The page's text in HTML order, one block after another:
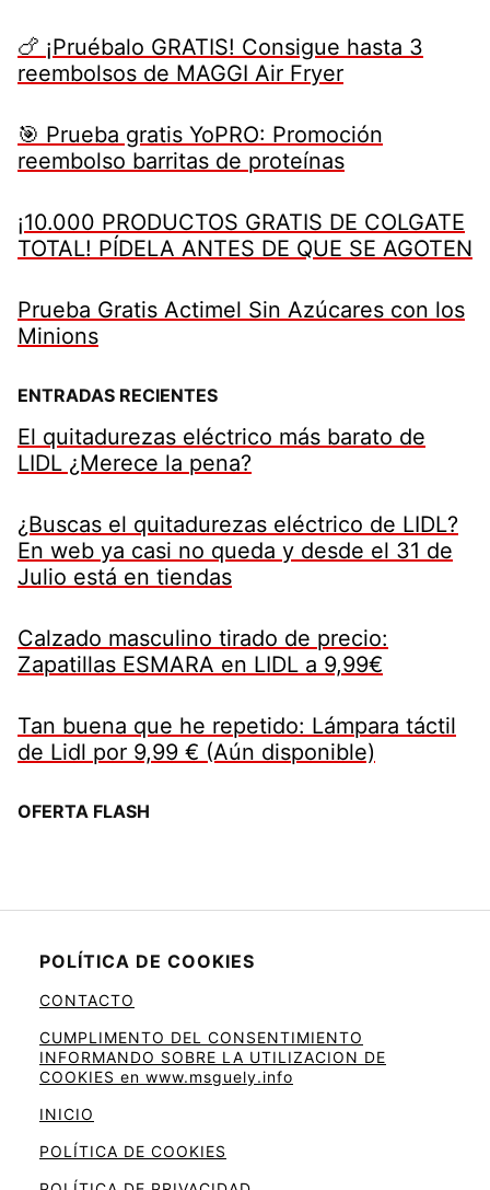
🍗 ¡Pruébalo GRATIS! Consigue hasta 3
reembolsos de MAGGI Air Fryer
🎯 Prueba gratis YoPRO: Promoción
reembolso barritas de proteínas
¡10.000 PRODUCTOS GRATIS DE COLGATE
TOTAL! PÍDELA ANTES DE QUE SE AGOTEN
Prueba Gratis Actimel Sin Azúcares con los
Minions
ENTRADAS RECIENTES
El quitadurezas eléctrico más barato de
LIDL ¿Merece la pena?
¿Buscas el quitadurezas eléctrico de LIDL?
En web ya casi no queda y desde el 31 de
Julio está en tiendas
Calzado masculino tirado de precio:
Zapatillas ESMARA en LIDL a 9,99€
Tan buena que he repetido: Lámpara táctil
de Lidl por 9,99 € (Aún disponible)
OFERTA FLASH
POLÍTICA DE COOKIES
CONTACTO
CUMPLIMENTO DEL CONSENTIMIENTO
INFORMANDO SOBRE LA UTILIZACION DE
COOKIES en www.msguely.info
INICIO
POLÍTICA DE COOKIES